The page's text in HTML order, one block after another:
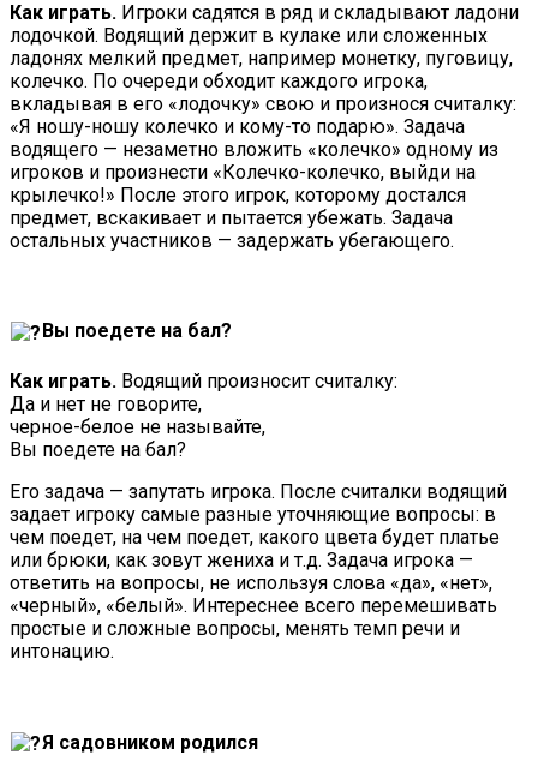
Как играть. Игроки садятся в ряд и складывают ладони
лодочкой. Водящий держит в кулаке или сложенных
ладонях мелкий предмет, например монетку, пуговицу,
колечко. По очереди обходит каждого игрока,
вкладывая в его «лодочку» свою и произнося считалку:
«Я ношу-ношу колечко и кому-то подарю». Задача
водящего — незаметно вложить «колечко» одному из
игроков и произнести «Колечко-колечко, выйди на
крылечко!» После этого игрок, которому достался
предмет, вскакивает и пытается убежать. Задача
остальных участников — задержать убегающего.
Вы поедете на бал?
Как играть. Водящий произносит считалку:
Да и нет не говорите,
черное-белое не называйте,
Вы поедете на бал?
Его задача — запутать игрока. После считалки водящий
задает игроку самые разные уточняющие вопросы: в
чем поедет, на чем поедет, какого цвета будет платье
или брюки, как зовут жениха и т.д. Задача игрока —
ответить на вопросы, не используя слова «да», «нет»,
«черный», «белый». Интереснее всего перемешивать
простые и сложные вопросы, менять темп речи и
интонацию.
Я садовником родился